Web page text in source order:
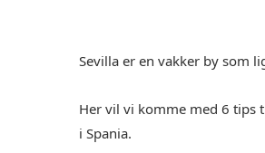
Sevilla er en vakker by som
Her vil vi komme med 6 tips
i Spania.